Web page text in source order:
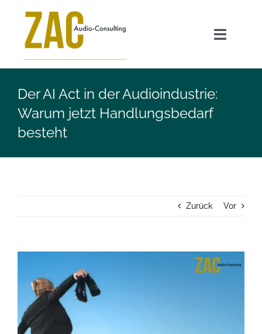
springen
Toggle
GEO für Radiosender
Transparenzpflicht AI Act
Kontakt
Impressum/AGB
Der AI Act in der Audioindustrie:
Warum jetzt Handlungsbedarf
besteht
Zurück Vor
Bild